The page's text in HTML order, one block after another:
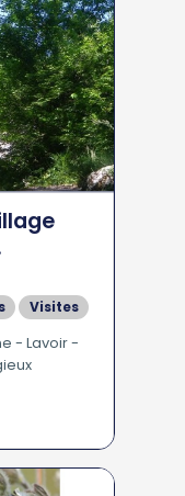
Visites
- Lavoir -